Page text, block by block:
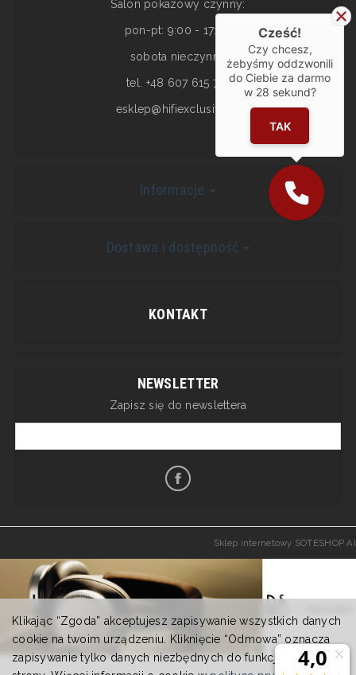
Salon pokazowy czynny:
pon-pt: 9:00 - 17:00
sobota nieczynne
tel. +48 607 615 717
esklep@hifiexclusive.pl
Informacje
Dostawa i dostępność
KONTAKT
NEWSLETTER
Zapisz się do newslettera
Sklep internetowy SOTESHOP AI
Klikając “Zgoda” akceptujesz zapisywanie wszystkich danych
cookie na twoim urządzeniu. Kliknięcie “Odmowa” oznacza
zapisywanie tylko danych niezbędnych do funkcjonowania
Cześć!
Czy chcesz,
żebyśmy oddzwonili
do Ciebie za darmo
w 28 sekund?
TAK